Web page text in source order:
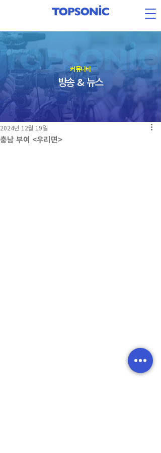
​커뮤니티
방송 & 뉴스
충남 부여 <우리면>
2024년 12월 19일